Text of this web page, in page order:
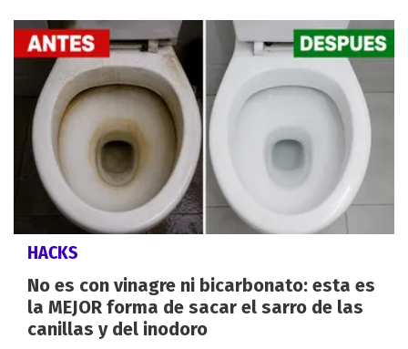
HACKS
No es con vinagre ni bicarbonato: esta es
la MEJOR forma de sacar el sarro de las
canillas y del inodoro